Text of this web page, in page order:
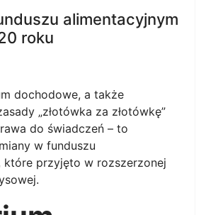
alimentacyjnym
roku
dochodowe, a także
„złotówka za złotówkę”
do świadczeń – to
w funduszu
które przyjęto w rozszerzonej